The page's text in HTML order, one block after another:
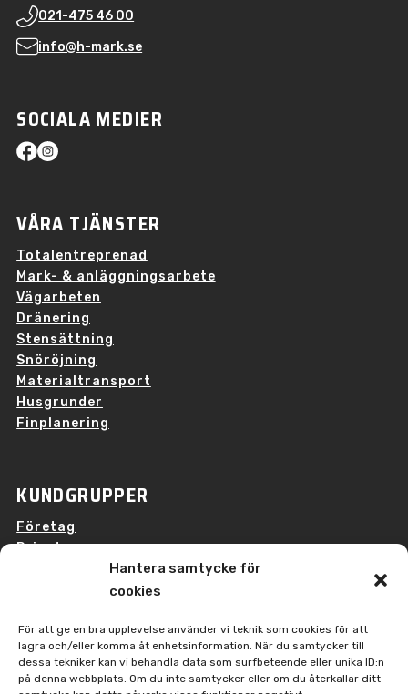
Hantera samtycke för
cookies
För att ge en bra upplevelse använder vi teknik som cookies för att
lagra och/eller komma åt enhetsinformation. När du samtycker till
dessa tekniker kan vi behandla data som surfbeteende eller unika ID:n
på denna webbplats. Om du inte samtycker eller om du återkallar ditt
VÅRA TJÄNSTER
Totalentreprenad
Mark- & anläggningsarbete
Vägarbeten
Dränering
Stensättning
Snöröjning
Materialtransport
Husgrunder
Finplanering
KUNDGRUPPER
Företag
Privatpersoner
Bostadsrättsföreningar
021-475 46 00
info@h-mark.se
SOCIALA MEDIER
© 2026 H Mark & Entreprenad AB